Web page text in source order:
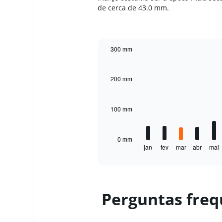
de cerca de 43.0 mm.
with
12
The
12
categories.
jan fev mar abr mai
0 mm
100 mm
200 mm
300 mm
Perguntas